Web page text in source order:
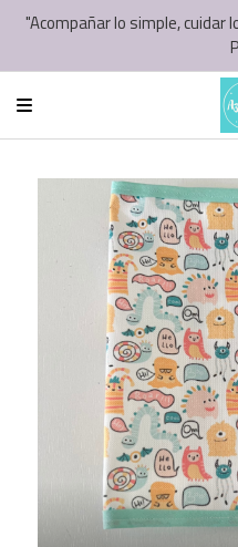
"Acompañar lo simple, cuidar